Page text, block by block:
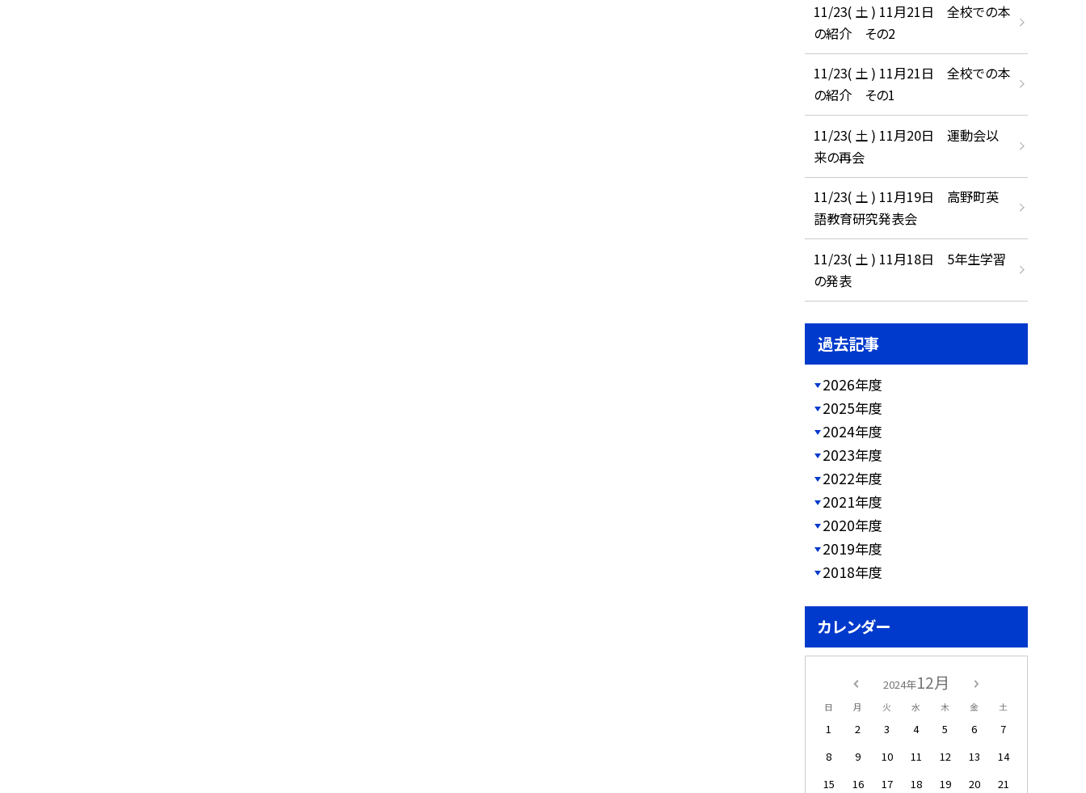
11/23( 土 ) 11月21日 全校での本
の紹介 その2
11/23( 土 ) 11月21日 全校での本
の紹介 その1
11/23( 土 ) 11月20日 運動会以
来の再会
11/23( 土 ) 11月19日 高野町英
語教育研究発表会
11/23( 土 ) 11月18日 5年生学習
の発表
過去記事
2026年度
2025年度
2024年度
2023年度
2022年度
2021年度
2020年度
2019年度
2018年度
カレンダー
2024年12月
日 月 火 水 木 金 土
1 2 3 4 5 6
7
8
9 10 11 12 13
14
15
16 17 18 19 20
21